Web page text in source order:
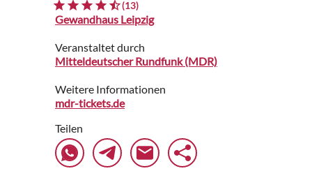
(13)
Gewandhaus Leipzig
Veranstaltet durch
Mitteldeutscher Rundfunk (MDR)
Weitere Informationen
mdr-tickets.de
Teilen